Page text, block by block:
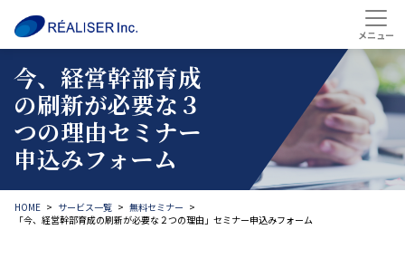
今、経営幹部育成
の刷新が必要な３
つの理由セミナー
申込みフォーム
HOME サービス一覧
無料セミナー
「今、経営幹部育成の刷新が必要な２つの理由」セミナー申込みフォーム